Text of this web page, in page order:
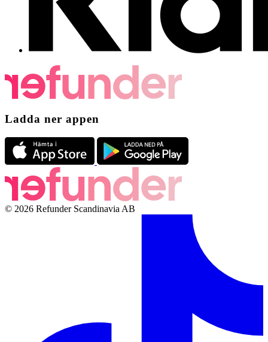
Ladda ner appen
© 2026 Refunder Scandinavia AB